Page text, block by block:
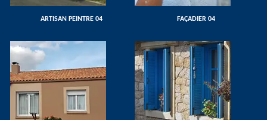
ARTISAN PEINTRE 04 FAÇADIER 04